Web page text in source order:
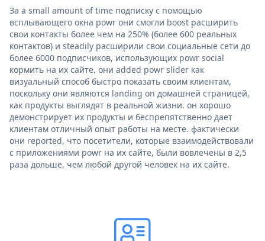
За a small amount of time подписку с помощью
всплывающего окна powr они смогли boost расширить
свои контакты более чем на 250% (более 600 реальных
контактов) и steadily расширили свои социальные сети до
более 6000 подписчиков, использующих powr social
кормить на их сайте. они added powr slider как
визуальный способ быстро показать своим клиентам,
поскольку они являются landing on домашней страницей,
как продукты выглядят в реальной жизни. он хорошо
демонстрирует их продукты и беспрепятственно дает
клиентам отличный опыт работы на месте. фактически
они reported, что посетители, которые взаимодействовали
с приложениями powr на их сайте, были вовлечены в 2,5
раза дольше, чем любой другой человек на их сайте.